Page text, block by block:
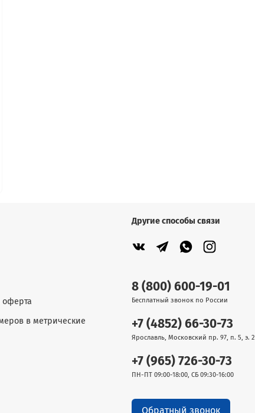
оферта
в метрические
Другие способы связи
8 (800) 600-19-01
Бесплатный звонок по России
+7 (4852) 66-30-73
Ярославль, Московский пр. 97, п. 5, э. 2
+7 (965) 726-30-73
ПН-ПТ 09:00-18:00, СБ 09:30-16:00
Обратный звонок